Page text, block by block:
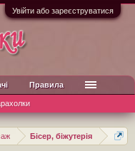
Увійти або зареєструватися
Бісер, біжутерія
Правила